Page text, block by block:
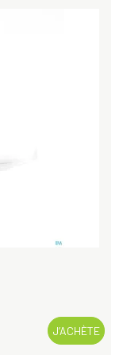
J’ACHÈTE